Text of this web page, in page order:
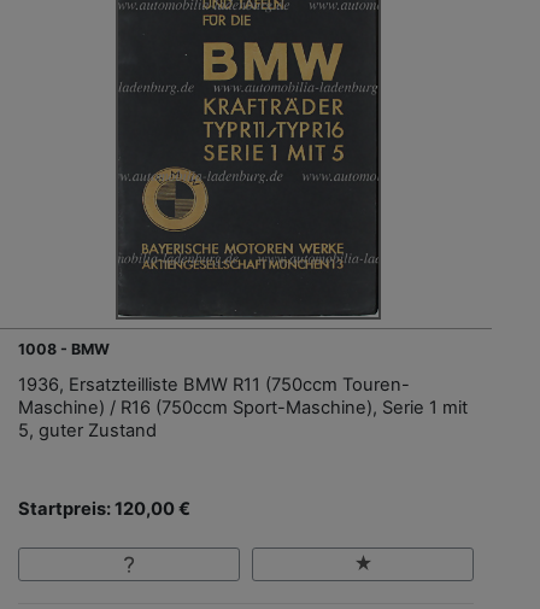
1008 - BMW
1936, Ersatzteilliste BMW R11 (750ccm Touren-
Maschine) / R16 (750ccm Sport-Maschine), Serie 1 mit
5, guter Zustand
Startpreis: 120,00 €